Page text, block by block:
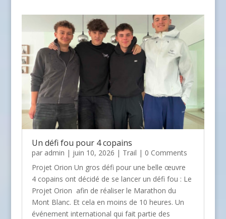
Un défi fou pour 4 copains
par admin | juin 10, 2026 | Trail | 0 Comments
Projet Orion Un gros défi pour une belle œuvre
4 copains ont décidé de se lancer un défi fou : Le
Projet Orion afin de réaliser le Marathon du
Mont Blanc. Et cela en moins de 10 heures. Un
événement international qui fait partie des